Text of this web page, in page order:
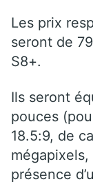
Les prix
seront de
S8+.
Ils seront
pouces
18.5:9, de
présence